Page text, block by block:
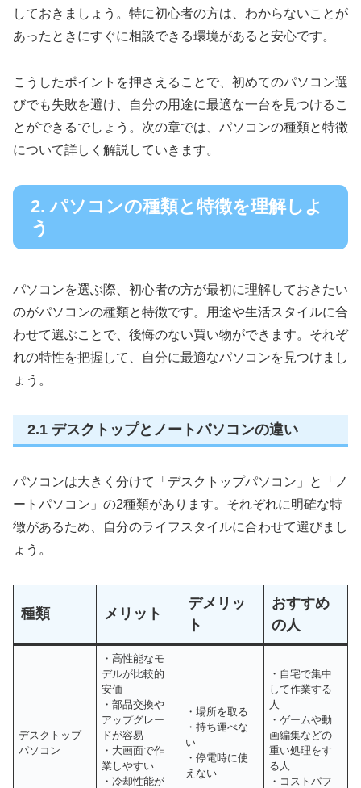
しておきましょう。特に初心者の方は、わからないことが
あったときにすぐに相談できる環境があると安心です。
こうしたポイントを押さえることで、初めてのパソコン選
びでも失敗を避け、自分の用途に最適な一台を見つけるこ
とができるでしょう。次の章では、パソコンの種類と特徴
について詳しく解説していきます。
2. パソコンの種類と特徴を理解しよ
う
パソコンを選ぶ際、初心者の方が最初に理解しておきたい
のがパソコンの種類と特徴です。用途や生活スタイルに合
わせて選ぶことで、後悔のない買い物ができます。それぞ
れの特性を把握して、自分に最適なパソコンを見つけまし
ょう。
2.1 デスクトップとノートパソコンの違い
パソコンは大きく分けて「デスクトップパソコン」と「ノ
ートパソコン」の2種類があります。それぞれに明確な特
徴があるため、自分のライフスタイルに合わせて選びまし
ょう。
種類 メリット
デメリッ
ト
おすすめ
の人
デスクトップ
パソコン
・高性能なモ
デルが比較的
安価
・部品交換や
アップグレー
ドが容易
・大画面で作
業しやすい
・冷却性能が
・場所を取る
・持ち運べな
い
・停電時に使
えない
・自宅で集中
して作業する
人
・ゲームや動
画編集などの
重い処理をす
る人
・コストパフ